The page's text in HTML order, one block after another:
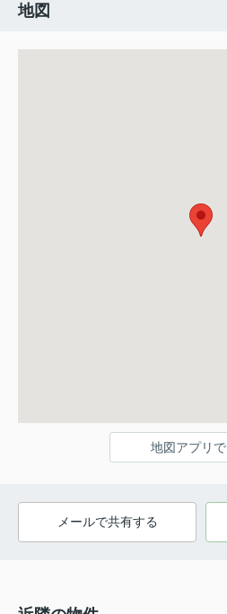
地図
地図アプリ
メールで共有する